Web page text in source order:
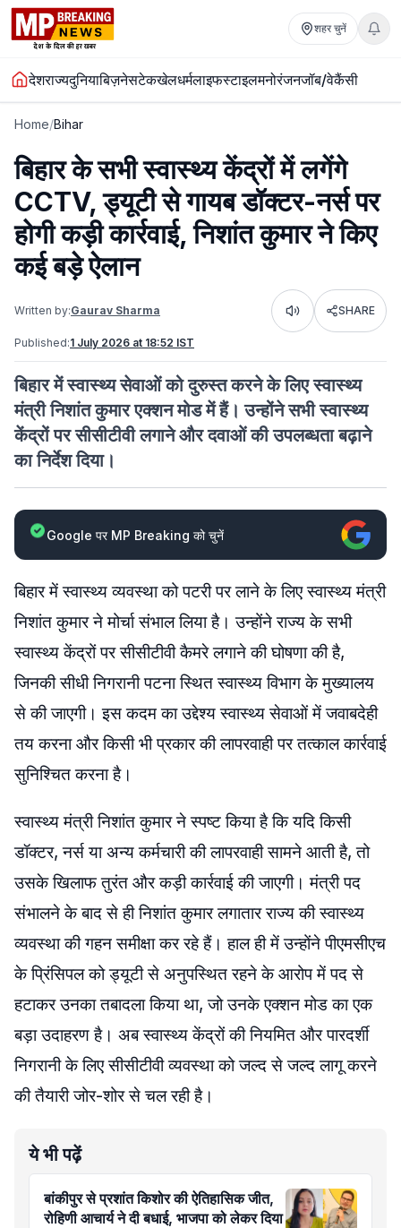
शहर चुनें
देशराज्यदुनियाबिज़नेसटेकखेलधर्मलाइफस्टाइलमनोरंजनजॉब/वेकैंसी
Home/Bihar
बिहार के सभी स्वास्थ्य केंद्रों में लगेंगे
CCTV, ड्यूटी से गायब डॉक्टर-नर्स पर
होगी कड़ी कार्रवाई, निशांत कुमार ने किए
कई बड़े ऐलान
Written by:Gaurav Sharma Listen SHARE
Published:1 July 2026 at 18:52 IST
बिहार में स्वास्थ्य सेवाओं को दुरुस्त करने के लिए स्वास्थ्य
मंत्री निशांत कुमार एक्शन मोड में हैं। उन्होंने सभी स्वास्थ्य
केंद्रों पर सीसीटीवी लगाने और दवाओं की उपलब्धता बढ़ाने
का निर्देश दिया।
Google पर MP Breaking को चुनें
बिहार में स्वास्थ्य व्यवस्था को पटरी पर लाने के लिए स्वास्थ्य मंत्री
निशांत कुमार ने मोर्चा संभाल लिया है। उन्होंने राज्य के सभी
स्वास्थ्य केंद्रों पर सीसीटीवी कैमरे लगाने की घोषणा की है,
जिनकी सीधी निगरानी पटना स्थित स्वास्थ्य विभाग के मुख्यालय
से की जाएगी। इस कदम का उद्देश्य स्वास्थ्य सेवाओं में जवाबदेही
तय करना और किसी भी प्रकार की लापरवाही पर तत्काल कार्रवाई
सुनिश्चित करना है।
स्वास्थ्य मंत्री निशांत कुमार ने स्पष्ट किया है कि यदि किसी
डॉक्टर, नर्स या अन्य कर्मचारी की लापरवाही सामने आती है, तो
उसके खिलाफ तुरंत और कड़ी कार्रवाई की जाएगी। मंत्री पद
संभालने के बाद से ही निशांत कुमार लगातार राज्य की स्वास्थ्य
व्यवस्था की गहन समीक्षा कर रहे हैं। हाल ही में उन्होंने पीएमसीएच
के प्रिंसिपल को ड्यूटी से अनुपस्थित रहने के आरोप में पद से
हटाकर उनका तबादला किया था, जो उनके एक्शन मोड का एक
बड़ा उदाहरण है। अब स्वास्थ्य केंद्रों की नियमित और पारदर्शी
निगरानी के लिए सीसीटीवी व्यवस्था को जल्द से जल्द लागू करने
की तैयारी जोर-शोर से चल रही है।
ये भी पढ़ें
बांकीपुर से प्रशांत किशोर की ऐतिहासिक जीत,
रोहिणी आचार्य ने दी बधाई, भाजपा को लेकर दिया